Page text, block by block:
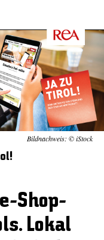
Bildnachweis: © iStock
Shop-
Lokal